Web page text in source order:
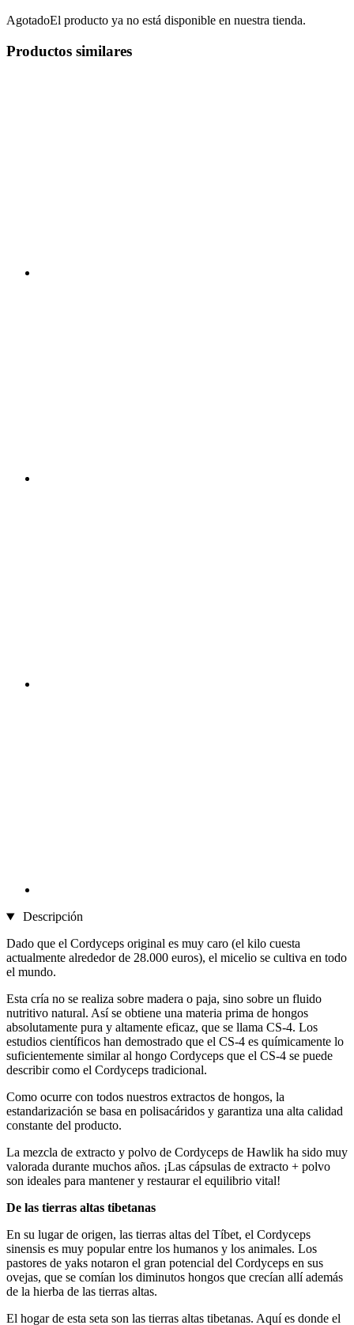
AgotadoEl producto ya no está disponible en nuestra tienda.
Productos similares
Descripción
Dado que el Cordyceps original es muy caro (el kilo cuesta
actualmente alrededor de 28.000 euros), el micelio se cultiva en todo
el mundo.
Esta cría no se realiza sobre madera o paja, sino sobre un fluido
nutritivo natural. Así se obtiene una materia prima de hongos
absolutamente pura y altamente eficaz, que se llama CS-4. Los
estudios científicos han demostrado que el CS-4 es químicamente lo
suficientemente similar al hongo Cordyceps que el CS-4 se puede
describir como el Cordyceps tradicional.
Como ocurre con todos nuestros extractos de hongos, la
estandarización se basa en polisacáridos y garantiza una alta calidad
constante del producto.
La mezcla de extracto y polvo de Cordyceps de Hawlik ha sido muy
valorada durante muchos años. ¡Las cápsulas de extracto + polvo
son ideales para mantener y restaurar el equilibrio vital!
De las tierras altas tibetanas
En su lugar de origen, las tierras altas del Tíbet, el Cordyceps
sinensis es muy popular entre los humanos y los animales. Los
pastores de yaks notaron el gran potencial del Cordyceps en sus
ovejas, que se comían los diminutos hongos que crecían allí además
de la hierba de las tierras altas.
El hogar de esta seta son las tierras altas tibetanas. Aquí es donde el